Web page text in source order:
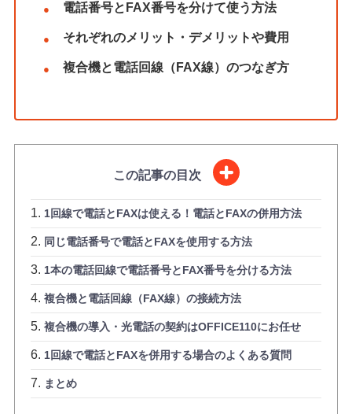
電話番号とFAX番号を分けて使う方法
それぞれのメリット・デメリットや費用
複合機と電話回線（FAX線）のつなぎ方
この記事の目次
1回線で電話とFAXは使える！電話とFAXの併用方法
同じ電話番号で電話とFAXを使用する方法
1本の電話回線で電話番号とFAX番号を分ける方法
複合機と電話回線（FAX線）の接続方法
複合機の導入・光電話の契約はOFFICE110にお任せ
1回線で電話とFAXを併用する場合のよくある質問
まとめ